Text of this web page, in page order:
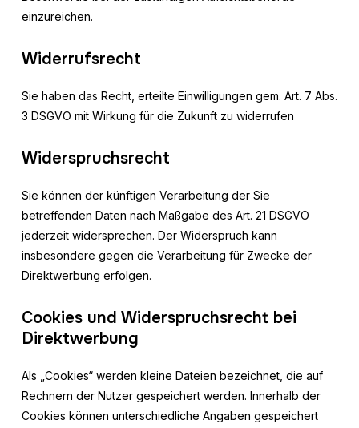
einzureichen.
Widerrufsrecht
Sie haben das Recht, erteilte Einwilligungen gem. Art. 7 Abs.
3 DSGVO mit Wirkung für die Zukunft zu widerrufen
Widerspruchsrecht
Sie können der künftigen Verarbeitung der Sie
betreffenden Daten nach Maßgabe des Art. 21 DSGVO
jederzeit widersprechen. Der Widerspruch kann
insbesondere gegen die Verarbeitung für Zwecke der
Direktwerbung erfolgen.
Cookies und Widerspruchsrecht bei
Direktwerbung
Als „Cookies“ werden kleine Dateien bezeichnet, die auf
Rechnern der Nutzer gespeichert werden. Innerhalb der
Cookies können unterschiedliche Angaben gespeichert